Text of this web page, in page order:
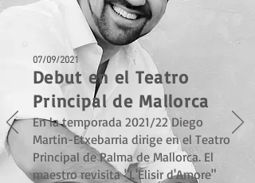
07/09/2021
Debut en el Teatro
Principal de Mallorca
En la temporada 2021/22 Diego
Martin-Etxebarria dirige en el Teatro
Principal de Palma de Mallorca. El
maestro revisita "L'Elisir d'Amore"